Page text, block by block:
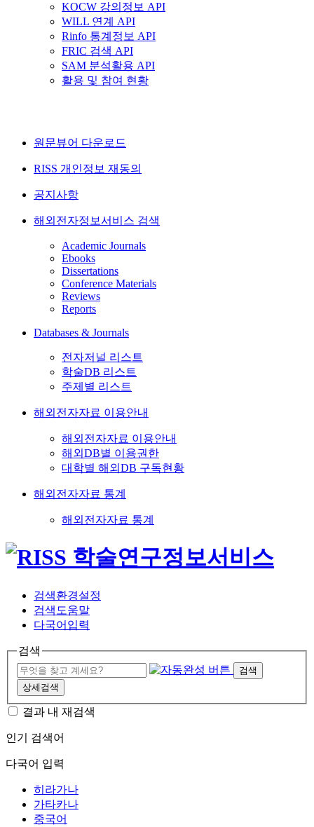
KOCW 강의정보 API
WILL 연계 API
Rinfo 통계정보 API
FRIC 검색 API
SAM 분석활용 API
활용 및 참여 현황
원문뷰어 다운로드
RISS 개인정보 재동의
공지사항
해외전자정보서비스 검색
Academic Journals
Ebooks
Dissertations
Conference Materials
Reviews
Reports
Databases & Journals
전자저널 리스트
학술DB 리스트
주제별 리스트
해외전자자료 이용안내
해외전자자료 이용안내
해외DB별 이용권한
대학별 해외DB 구독현황
해외전자자료 통계
해외전자자료 통계
검색환경설정
검색도움말
다국어입력
검색
검색
상세검색
결과 내 재검색
인기 검색어
다국어 입력
히라가나
가타카나
중국어